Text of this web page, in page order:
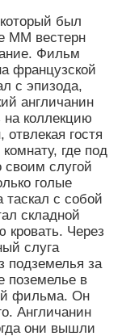
был
MM вестерн
Фильм
французской
с эпизода,
англичанин
на коллекцию
гостя
где под
слугой
голые
таскал с собой
складной
кровать. Через
слуга
подземелья за
поземелье в
фильма. Он
Англичанин
они вышли